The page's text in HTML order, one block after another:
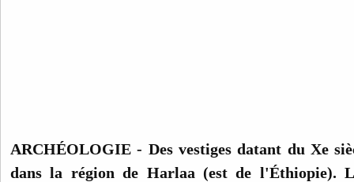
ARCHÉOLOGIE - Des vestiges datant du Xe
dans la région de Harlaa (est de l'Éthiopie).